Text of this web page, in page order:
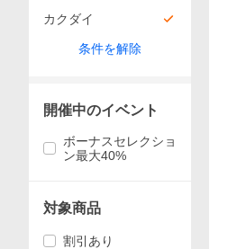
カクダイ
条件を解除
開催中のイベント
ボーナスセレクショ
ン最大40%
対象商品
割引あり